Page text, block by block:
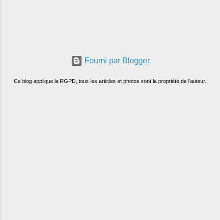
Fourni par Blogger
Ce blog applique la RGPD, tous les articles et photos sont la propriété de l'auteur.